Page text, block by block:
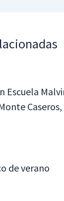
Escuela
de verano